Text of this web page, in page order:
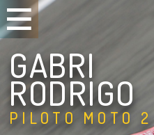
GABRI
RODRIGO
PILOTO MOTO 2